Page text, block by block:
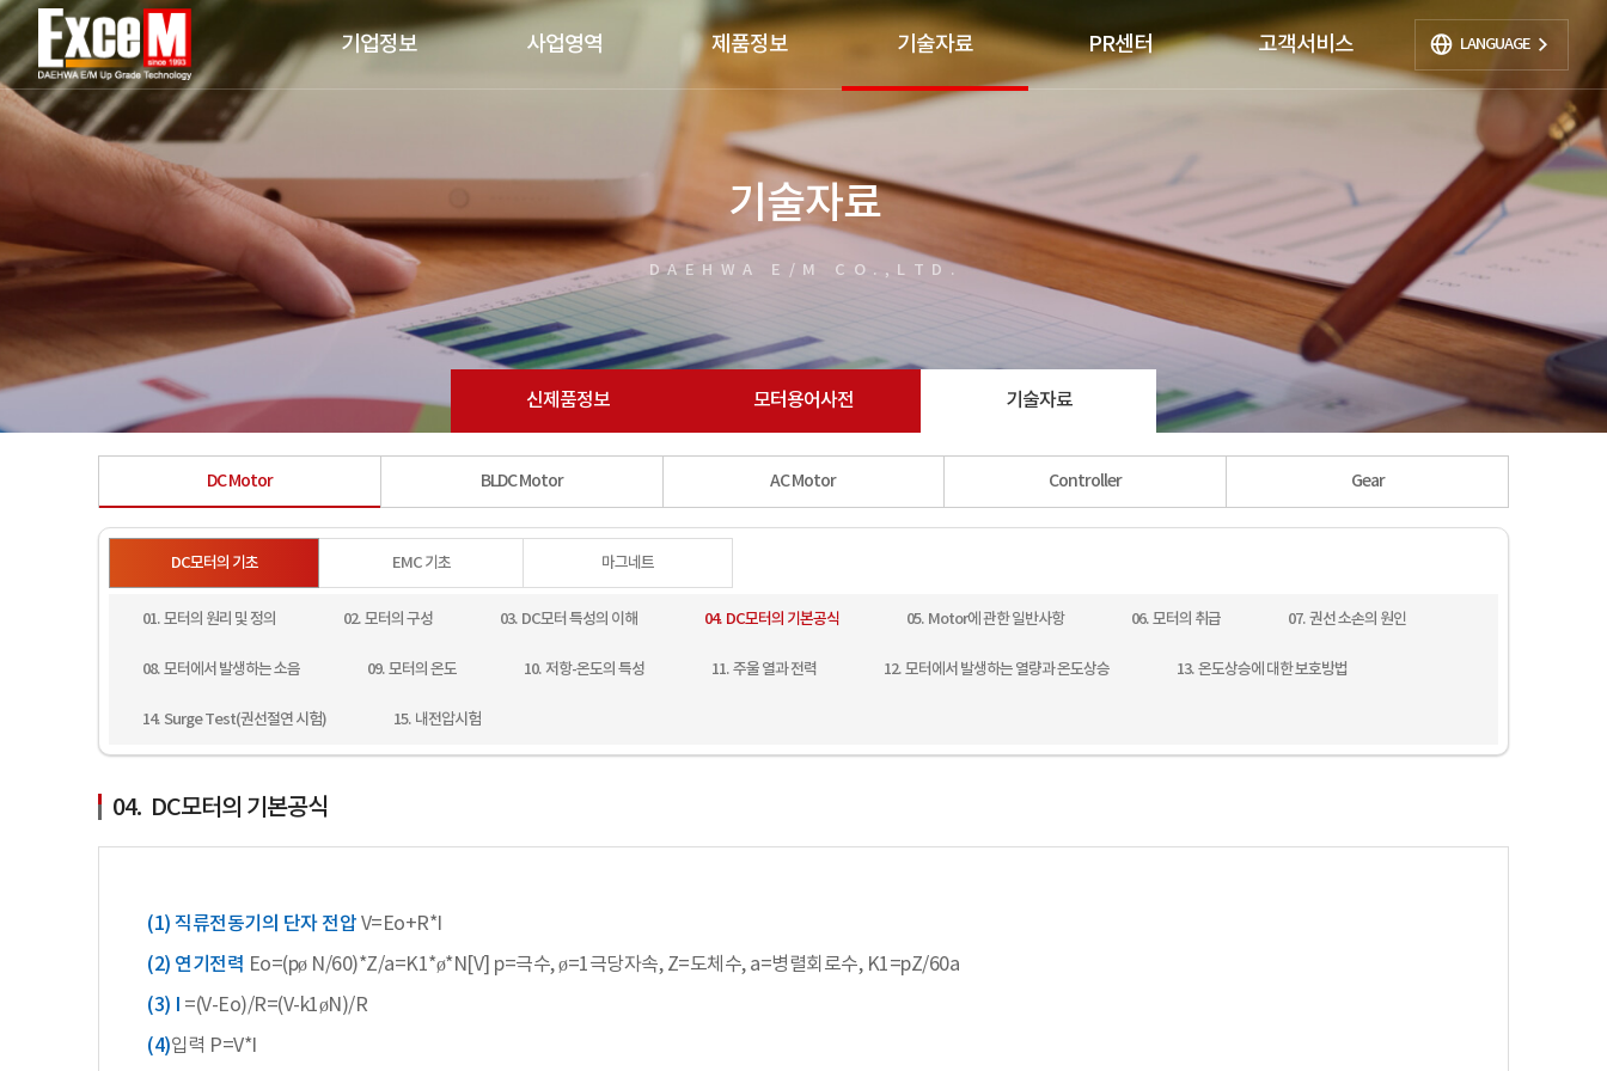
기업정보 사업영역 제품정보 기술자료 PR센터 고객서비스 LANGUAGE
기술자료
DAEHWA E/M CO.,LTD.
신제품정보 모터용어사전 기술자료
DC Motor BLDC Motor AC Motor Controller Gear
DC모터의 기초 EMC 기초 마그네트
01. 모터의 원리 및 정의 02. 모터의 구성 03. DC모터 특성의 이해 04. DC모터의 기본공식 05. Motor에 관한 일반사항 06. 모터의 취급 07. 권선 소손의 원인
08. 모터에서 발생하는 소음 09. 모터의 온도 10. 저항-온도의 특성 11. 주울 열과 전력 12. 모터에서 발생하는 열량과 온도상승 13. 온도상승에 대한 보호방법
14. Surge Test(권선절연 시험) 15. 내전압시험
04. DC모터의 기본공식
(1) 직류전동기의 단자 전압 V=Eo+R*I
(2) 연기전력 Eo=(pø N/60)*Z/a=K1*ø*N[V] p=극수, ø=1극당자속, Z=도체수, a=병렬회로수, K1=pZ/60a
(3) I
=(V-Eo)/R=(V-k1øN)/R
(4)입력 P=V*I